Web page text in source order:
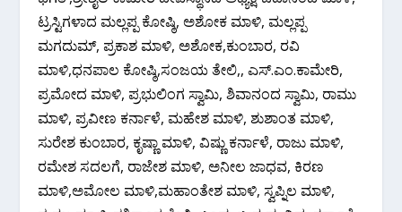
ಟ್ರಸ್ಟಿಗಳಾದ ಮಲ್ಲಪ್ಪ ಕೋಷ್ಠಿ, ಅಶೋಕ ಮಾಳಿ, ಮಲ್ಲಪ್ಪ
ಮಗದುಮ್, ಪ್ರಕಾಶ ಮಾಳಿ, ಅಶೋಕ,ಕುಂಬಾರ, ರವಿ
ಮಾಳಿ,ಧನಪಾಲ ಕೋಷ್ಠಿ,ಸಂಜಯ ತೇಲಿ,, ಎಸ್.ಎಂ.ಕಾಮೇರಿ,
ಪ್ರಮೋದ ಮಾಳಿ, ಪ್ರಭುಲಿಂಗ ಸ್ವಾಮಿ, ಶಿವಾನಂದ ಸ್ವಾಮಿ, ರಾಮು
ಮಾಳಿ, ಪ್ರವೀಣ ಕರ್ನಾಳೆ, ಮಹೇಶ ಮಾಳಿ, ಶುಶಾಂತ ಮಾಳಿ,
ಸುರೇಶ ಕುಂಬಾರ, ಕೃಷ್ಣಾ ಮಾಳಿ, ವಿಷ್ಣು ಕರ್ನಾಳೆ, ರಾಜು ಮಾಳಿ,
ರಮೇಶ ಸದಲಗೆ, ರಾಜೇಶ ಮಾಳಿ, ಅನೀಲ ಜಾಧವ, ಕಿರಣ
ಮಾಳಿ,ಅಮೋಲ ಮಾಳಿ,ಮಹಾಂತೇಶ ಮಾಳಿ, ಸ್ವಪ್ನಿಲ ಮಾಳಿ,